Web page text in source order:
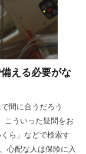
える必要がな
間に合うだろう
こういった疑問をお
ら」などで検索す
心配な人は保険に入